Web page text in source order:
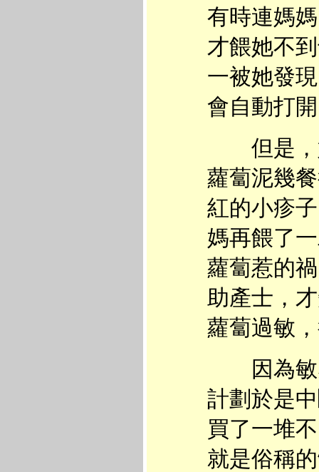
有時連媽
才餵她不
一被她發
會自動打
但是，
蘿蔔泥幾
紅的小疹
媽再餵了
蘿蔔惹的
助產士，
蘿蔔過敏
因為敏
計劃於是
買了一堆
就是俗稱